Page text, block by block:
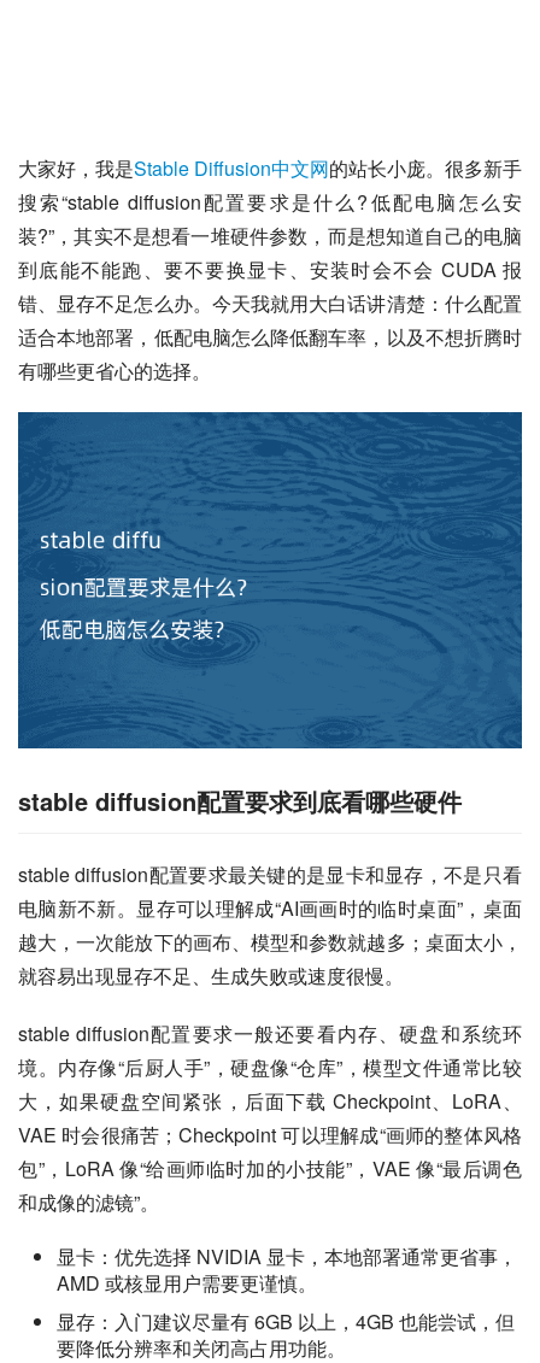
大家好，我是Stable Diffusion中文网的站长小庞。很多新手
搜索“stable diffusion配置要求是什么?低配电脑怎么安
装?”，其实不是想看一堆硬件参数，而是想知道自己的电脑
到底能不能跑、要不要换显卡、安装时会不会 CUDA 报
错、显存不足怎么办。今天我就用大白话讲清楚：什么配置
适合本地部署，低配电脑怎么降低翻车率，以及不想折腾时
有哪些更省心的选择。
stable diffusion配置要求到底看哪些硬件
stable diffusion配置要求最关键的是显卡和显存，不是只看
电脑新不新。显存可以理解成“AI画画时的临时桌面”，桌面
越大，一次能放下的画布、模型和参数就越多；桌面太小，
就容易出现显存不足、生成失败或速度很慢。
stable diffusion配置要求一般还要看内存、硬盘和系统环
境。内存像“后厨人手”，硬盘像“仓库”，模型文件通常比较
大，如果硬盘空间紧张，后面下载 Checkpoint、LoRA、
VAE 时会很痛苦；Checkpoint 可以理解成“画师的整体风格
包”，LoRA 像“给画师临时加的小技能”，VAE 像“最后调色
和成像的滤镜”。
显卡：优先选择 NVIDIA 显卡，本地部署通常更省事，
AMD 或核显用户需要更谨慎。
显存：入门建议尽量有 6GB 以上，4GB 也能尝试，但
要降低分辨率和关闭高占用功能。